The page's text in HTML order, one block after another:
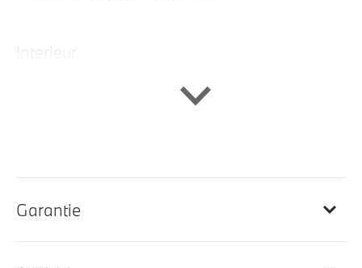
Interieur
BMW Individual Leder 'Merino' Schwarz
Stoel ventilatie voor
Sportstuur
Garantie